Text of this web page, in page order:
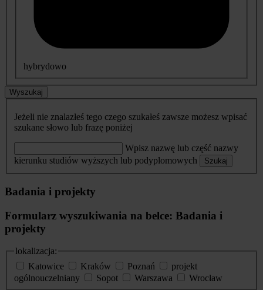
hybrydowo
Wyszukaj
Jeżeli nie znalazłeś tego czego szukałeś zawsze możesz wpisać
szukane słowo lub frazę poniżej
Wpisz nazwę lub część nazwy
kierunku studiów wyższych lub podyplomowych
Szukaj
Badania i projekty
Formularz wyszukiwania na belce: Badania i
projekty
lokalizacja:
Katowice
Kraków Poznań
projekt
ogólnouczelniany
Sopot Warszawa
Wrocław